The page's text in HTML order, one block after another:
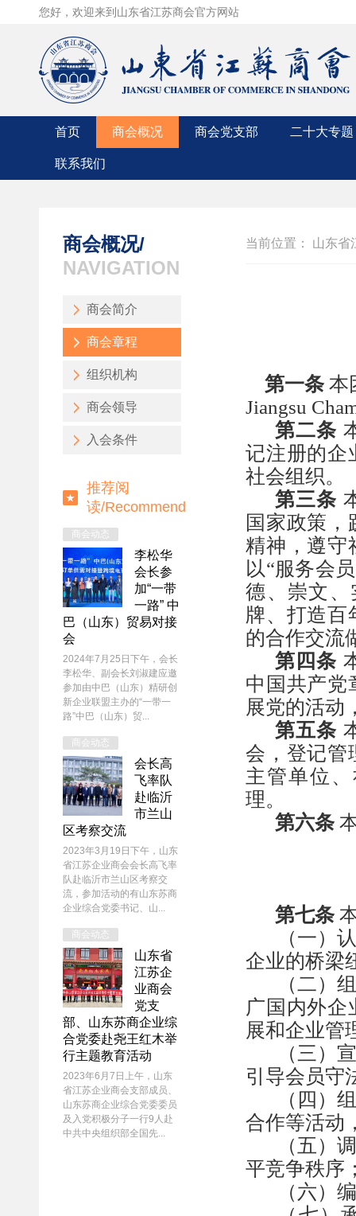
您好，欢迎来到山东省江苏商会官方网站
首页 商会概况
商会领导
商会党支部 二十大专题
联系我们
商会概况/
NAVIGATION
商会简介
商会章程
组织机构
商会领导
入会条件
推荐阅
读/Recommend
商会动态
李松华
会长参
加“一带
一路” 中
巴（山东）贸易对接
会
2024年7月25日下午，会长
李松华、副会长刘淑建应邀
参加由中巴（山东）精研创
新企业联盟主办的“一带一
路”中巴（山东）贸...
商会动态
会长高
飞率队
赴临沂
市兰山
区考察交流
2023年3月19日下午，山东
省江苏企业商会会长高飞率
队赴临沂市兰山区考察交
流，参加活动的有山东苏商
企业综合党委书记、山...
商会动态
山东省
江苏企
业商会
党支
部、山东苏商企业综
合党委赴尧王红木举
行主题教育活动
2023年6月7日上午，山东
省江苏企业商会支部成员、
山东苏商企业综合党委委员
及入党积极分子一行9人赴
中共中央组织部全国先...
当前位置： 山东省
第一条 本
Jiangsu
第二条
记注册的企
社会组织。
第三条
国家政策
精神，遵守
以“服务会
德、崇文
牌、打造百
的合作交流
第四条
中国共产党
展党的活动
第五条
会， 登记管
主管单位
理。
第六条
第七条
（一）
企业的桥梁
（二）
广国内外企
展和企业管
（三）
引导会员守
（四）
合作等活动
（五）
平竞争秩序
（六）